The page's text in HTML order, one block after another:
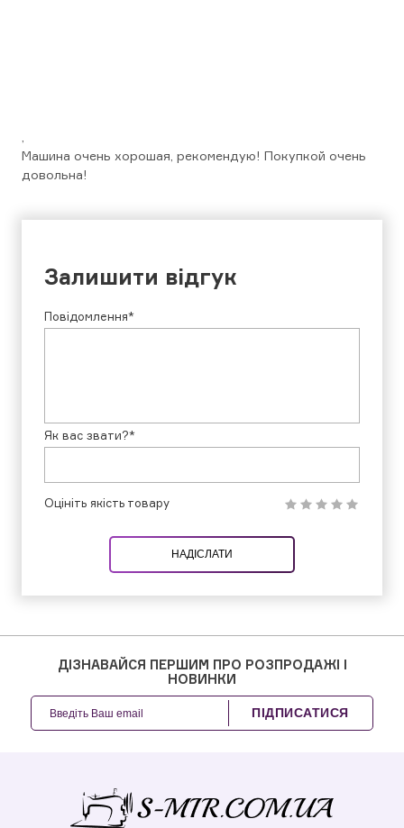
Машина очень хорошая, рекомендую! Покупкой очень
довольна!
Залишити відгук
Повідомлення*
Як вас звати?*
Оцініть якість товару
НАДІСЛАТИ
ДІЗНАВАЙСЯ ПЕРШИМ ПРО РОЗПРОДАЖІ І
НОВИНКИ
ПІДПИСАТИСЯ